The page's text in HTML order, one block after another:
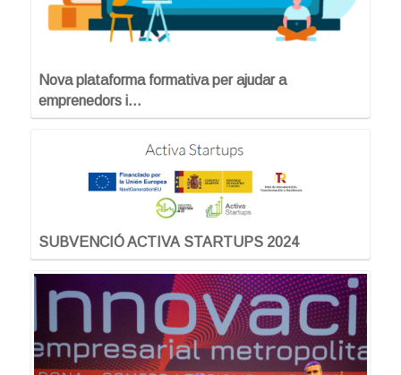
Nova plataforma formativa per ajudar a
emprenedors i…
SUBVENCIÓ ACTIVA STARTUPS 2024